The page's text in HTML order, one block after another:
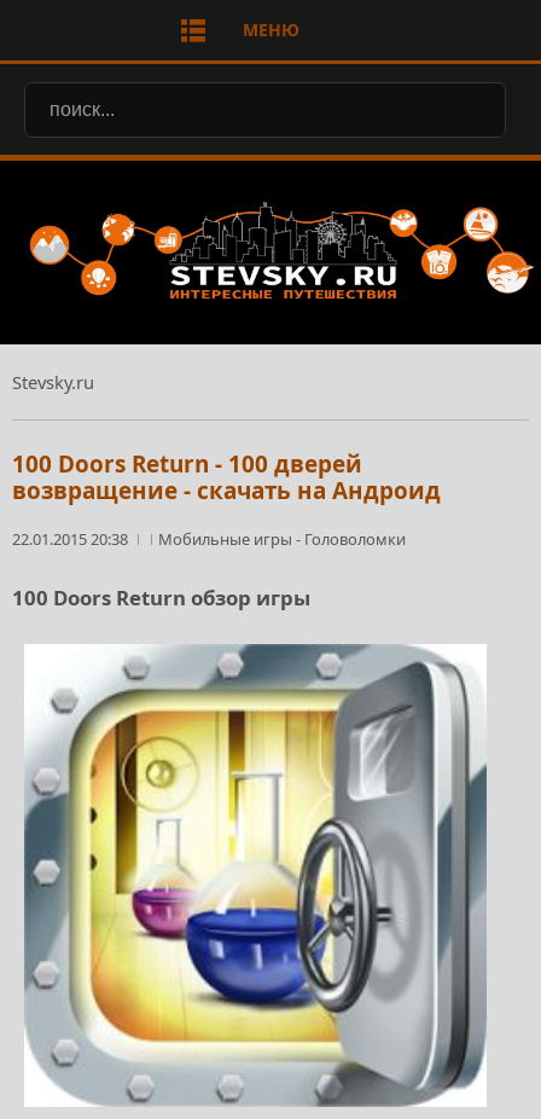
МЕНЮ
Stevsky.ru
100 Doors Return - 100 дверей
возвращение - скачать на Андроид
22.01.2015 20:38 Мобильные игры - Головоломки
100 Doors Return обзор игры